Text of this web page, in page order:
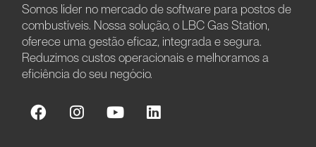
Somos líder no mercado de software para postos de
combustíveis. Nossa solução, o LBC Gas Station,
oferece uma gestão eficaz, integrada e segura.
Reduzimos custos operacionais e melhoramos a
eficiência do seu negócio.